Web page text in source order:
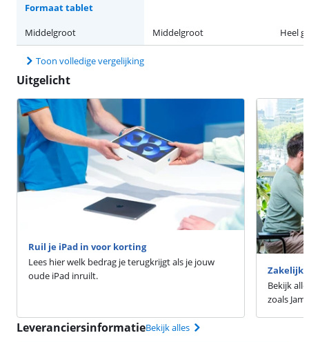
Formaat tablet
Middelgroot
Middelgroot Heel
Toon volledige vergelijking
Uitgelicht
Ruil je iPad in voor korting
Lees hier welk bedrag je terugkrijgt als je jouw
oude iPad inruilt.
Bekijk
zoals
LeveranciersinformatieBekijk alles